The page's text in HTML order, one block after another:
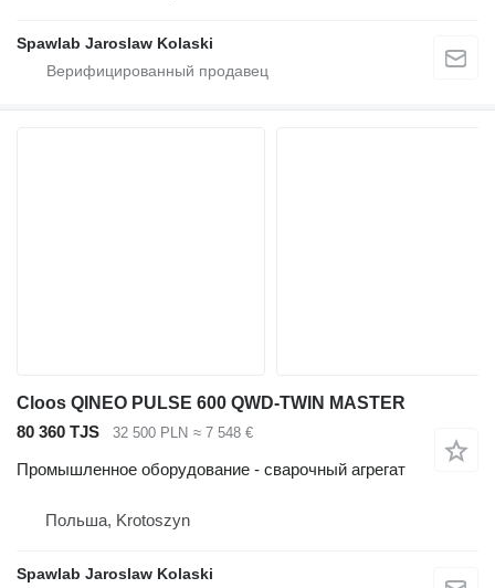
Spawlab Jaroslaw Kolaski
Cloos QINEO PULSE 600 QWD-TWIN MASTER
80 360 TJS
32 500 PLN ≈ 7 548 €
Промышленное оборудование - сварочный агрегат
Польша, Krotoszyn
Spawlab Jaroslaw Kolaski